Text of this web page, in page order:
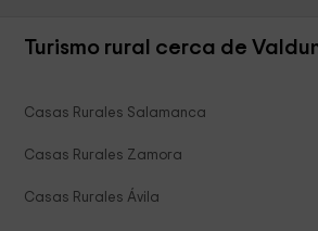
Turismo rural cerca de
Casas Rurales Salamanca
Casas Rurales Zamora
Casas Rurales Ávila